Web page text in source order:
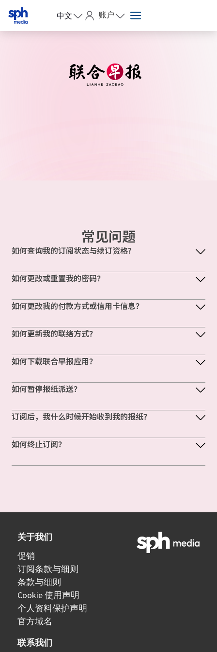
中文 账户
常见问题
如何查询我的订阅状态与续订资格?
如何更改或重置我的密码？
如何更改我的付款方式或信用卡信息？
如何更新我的联络方式？
如何下载联合早报应用？
如何暂停报纸派送？
订阅后，我什么时候开始收到我的报纸？
如何终止订阅？
关于我们
促销
订阅条款与细则
条款与细则
Cookie 使用声明
个人资料保护声明
官方域名
联系我们